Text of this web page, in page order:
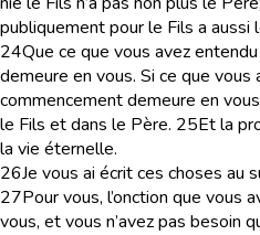
publiquement pour le Fils a aussi
24Que ce que vous avez
demeure en vous. Si ce que
commencement demeure en
le Fils et dans le Père. 25Et la
la vie éternelle.
26Je vous ai écrit ces choses au
27Pour vous, l’onction que vous
vous, et vous n’avez pas besoin